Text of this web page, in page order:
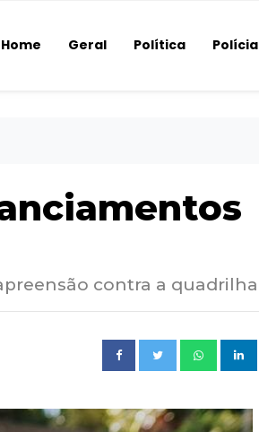
Home Geral Política Polícia
contra a quadrilha